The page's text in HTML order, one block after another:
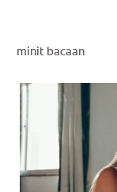
minit bacaan